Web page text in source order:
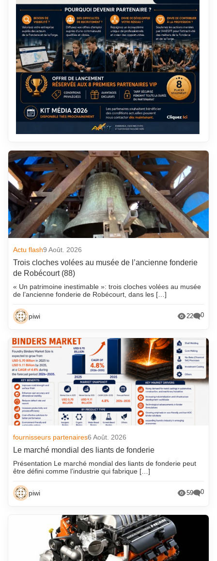
Actu flash9 Août. 2026
Trois cloches volées au musée de l’ancienne fonderie
de Robécourt (88)
« Un patrimoine inestimable »: trois cloches volées au musée
de l’ancienne fonderie de Robécourt, dans les […]
piwi 22 0
fournisseurs partenaires6 Août. 2026
Le marché mondial des liants de fonderie
Présentation Le marché mondial des liants de fonderie peut
être défini comme l’industrie qui fabrique […]
piwi 59 0